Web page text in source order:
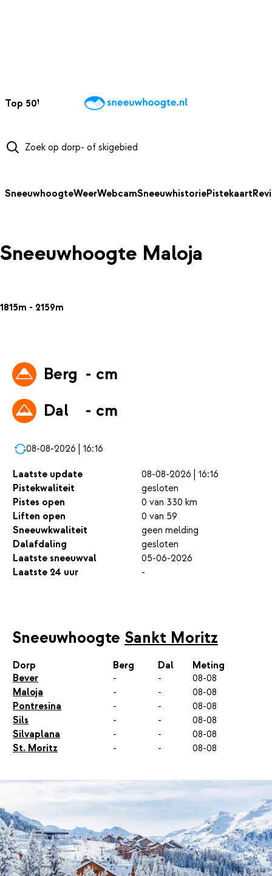
Top 50Webcams WintersportweerKaarten
SneeuwhoogteWeerWebcamSneeuwhistoriePistekaart
Sneeuwhoogte Maloja
1815m - 2159m
Berg - cm
Dal
- cm
08-08-2026 | 16:16
Laatste update
08-08-2026 | 16:16
Pistekwaliteit
gesloten
Pistes open
0 van 330 km
Liften open
0 van 59
Sneeuwkwaliteit
geen melding
Dalafdaling
gesloten
Laatste sneeuwval
05-06-2026
Laatste 24 uur
-
Sneeuwhoogte Sankt Moritz
Dorp Berg Dal
Meting
Bever
- -
08-08
Maloja
- -
08-08
Pontresina
- -
08-08
Sils
- -
08-08
Silvaplana
- -
08-08
St. Moritz
- - 08-08